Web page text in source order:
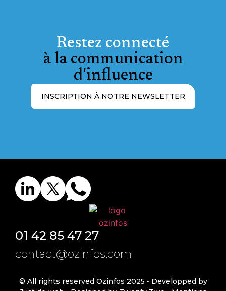
Restez connecté
à la communication
d'influence
INSCRIPTION À NOTRE NEWSLETTER
contact@ozinfos.com
01 42 85 47 27
© All rights reserved Ozinfos 2025 • Developped by